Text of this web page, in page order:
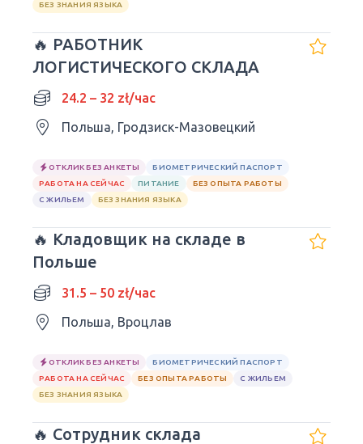
БЕЗ ЗНАНИЯ ЯЗЫКА
🔥 РАБОТНИК
ЛОГИСТИЧЕСКОГО СКЛАДА
24.2 – 32 zł/час
Польша, Гродзиск-Мазовецкий
ОТКЛИК БЕЗ АНКЕТЫ
БИОМЕТРИЧЕСКИЙ ПАСПОРТ
РАБОТА НА СЕЙЧАС
ПИТАНИЕ
БЕЗ ОПЫТА РАБОТЫ
С ЖИЛЬЕМ
БЕЗ ЗНАНИЯ ЯЗЫКА
🔥 Кладовщик на складе в
Польше
31.5 – 50 zł/час
Польша, Вроцлав
ОТКЛИК БЕЗ АНКЕТЫ
БИОМЕТРИЧЕСКИЙ ПАСПОРТ
РАБОТА НА СЕЙЧАС
БЕЗ ОПЫТА РАБОТЫ
С ЖИЛЬЕМ
БЕЗ ЗНАНИЯ ЯЗЫКА
🔥 Сотрудник склада